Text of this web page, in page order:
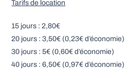
Tarifs de location
15 jours : 2,80€
20 jours : 3,50€ (0,23€ d’économie)
30 jours : 5€ (0,60€ d’économie)
40 jours : 6,50€ (0,97€ d’économie)